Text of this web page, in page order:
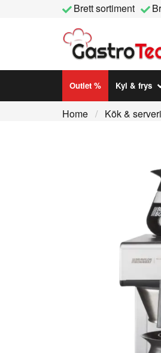
Brett sortiment
Outlet % Kyl & frys
Home Kök &